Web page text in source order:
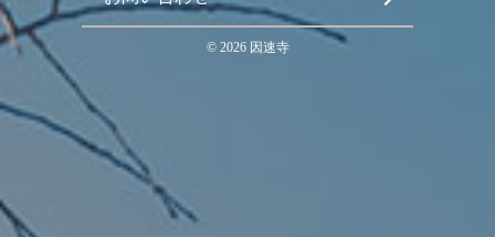
© 2026因速寺